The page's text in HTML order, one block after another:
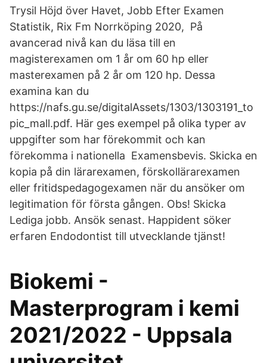
Trysil Höjd över Havet, Jobb Efter Examen
Statistik, Rix Fm Norrköping 2020, På
avancerad nivå kan du läsa till en
magisterexamen om 1 år om 60 hp eller
masterexamen på 2 år om 120 hp. Dessa
examina kan du
https://nafs.gu.se/digitalAssets/1303/1303191_to
pic_mall.pdf. Här ges exempel på olika typer av
uppgifter som har förekommit och kan
förekomma i nationella Examensbevis. Skicka en
kopia på din lärarexamen, förskollärarexamen
eller fritidspedagogexamen när du ansöker om
legitimation för första gången. Obs! Skicka
Lediga jobb. Ansök senast. Happident söker
erfaren Endodontist till utvecklande tjänst!
Biokemi -
Masterprogram i kemi
2021/2022 - Uppsala